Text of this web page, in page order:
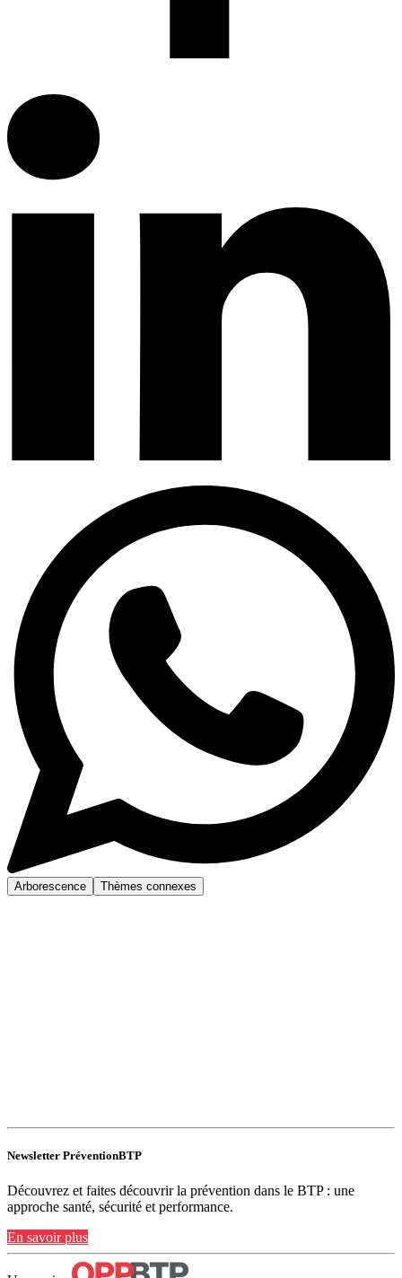
Arborescence Thèmes connexes
Newsletter PréventionBTP
Découvrez et faites découvrir la prévention dans le BTP : une
approche santé, sécurité et performance.
En savoir plus